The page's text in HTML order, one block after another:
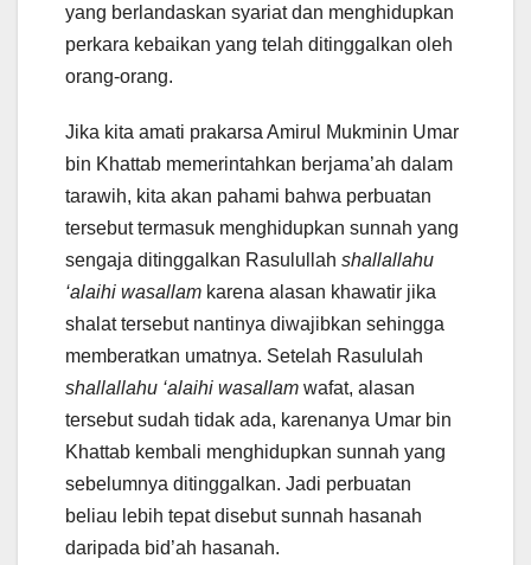
yang berlandaskan syariat dan menghidupkan
perkara kebaikan yang telah ditinggalkan oleh
orang-orang.
Jika kita amati prakarsa Amirul Mukminin Umar
bin Khattab memerintahkan berjama’ah dalam
tarawih, kita akan pahami bahwa perbuatan
tersebut termasuk menghidupkan sunnah yang
sengaja ditinggalkan Rasulullah shallallahu
‘alaihi wasallam karena alasan khawatir jika
shalat tersebut nantinya diwajibkan sehingga
memberatkan umatnya. Setelah Rasululah
shallallahu ‘alaihi wasallam wafat, alasan
tersebut sudah tidak ada, karenanya Umar bin
Khattab kembali menghidupkan sunnah yang
sebelumnya ditinggalkan. Jadi perbuatan
beliau lebih tepat disebut sunnah hasanah
daripada bid’ah hasanah.